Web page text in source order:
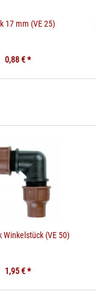
17 mm (VE 25)
0,88 € *
Winkelstück (VE 50)
1,95 € *